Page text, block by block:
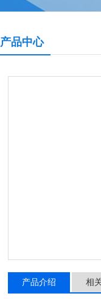
产品中心
产品介绍 相